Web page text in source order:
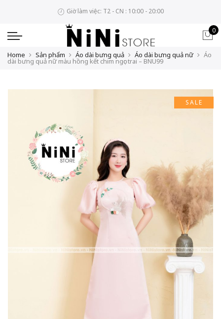
Giờ làm việc: T2 - CN : 10:00 - 20:00
0
Home Sản phẩm Áo dài bưng quả Áo dài bưng quả nữ Áo
dài bưng quả nữ màu hồng kết chim ngọc trai – BNU99
SALE